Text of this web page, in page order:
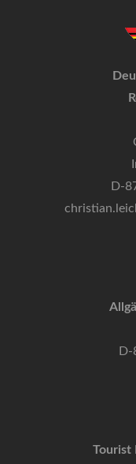
D-
Tourist